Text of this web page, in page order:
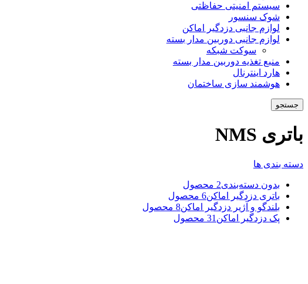
سیستم امنیتی حفاظتی
شوک سنسور
لوازم جانبی دزدگیر اماکن
لوازم جانبی دوربین مدار بسته
سوکت شبکه
منبع تغذیه دوربین مدار بسته
هارد اینترنال
هوشمند سازی ساختمان
جستجو
باتری NMS
دسته بندی ها
بدون دسته‌بندی2 محصول
باتری دزدگیر اماکن6 محصول
بلندگو و آژیر دزدگیر اماکن8 محصول
پک دزدگیر اماکن 31 محصول